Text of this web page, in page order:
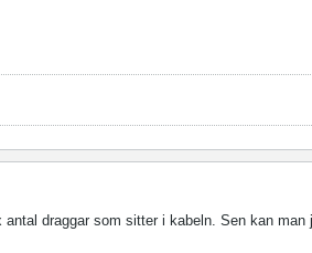
draggar som sitter i kabeln. Sen kan man